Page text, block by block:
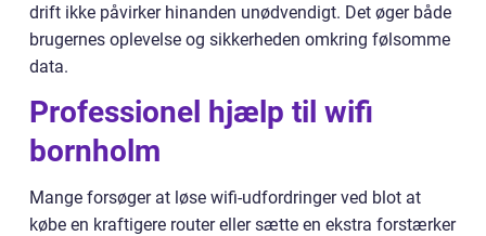
drift ikke påvirker hinanden unødvendigt. Det øger både
brugernes oplevelse og sikkerheden omkring følsomme
data.
Professionel hjælp til wifi
bornholm
Mange forsøger at løse wifi-udfordringer ved blot at
købe en kraftigere router eller sætte en ekstra forstærker